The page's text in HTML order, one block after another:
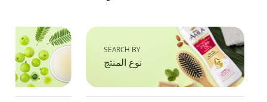
SEARCH BY
نوع المنتج